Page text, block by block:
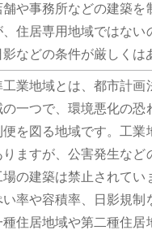
舗や事務所などの建築を
、住居専用地域ではない
影などの条件が厳しくは
工業地域とは、都市計画
の一つで、環境悪化の恐
便を図る地域です。工業
りますが、公害発生など
場の建築は禁止されてい
い率や容積率、日影規制
種住居地域や第二種住居